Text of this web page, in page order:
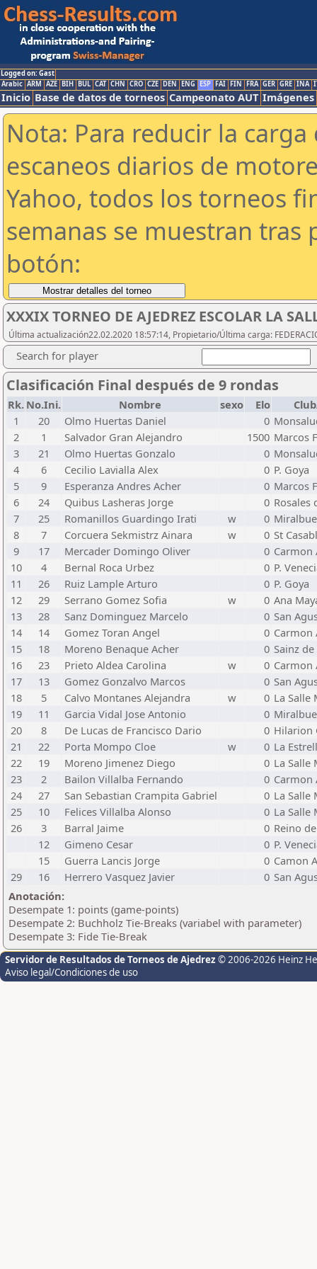
Logged on: Gast
Arabic ARM AZE BIH BUL CAT CHN CRO CZE DEN ENG ESP FAI FIN FRA GER GRE INA
Inicio Base de datos de torneos Campeonato AUT Imágenes
Nota: Para reducir la
escaneos diarios de
Yahoo, todos los torneos
semanas se muestran tras
botón:
XXXIX TORNEO DE AJEDREZ ESCOLAR LA
Última actualización22.02.2020 18:57:14, Propietario/Última carga:
Search for player
Clasificación Final después de 9 rondas
Rk. No.Ini. Nombre sexo Elo
1
20 Olmo Huertas Daniel 0
2
1 Salvador Gran Alejandro 1500 Marcos
3
21 Olmo Huertas Gonzalo 0
4
6 Cecilio Lavialla Alex 0 P. Goya
5
9 Esperanza Andres Acher 0 Marcos
6
24 Quibus Lasheras Jorge 0 Rosales
7
25 Romanillos Guardingo Irati w 0
8
7 Corcuera Sekmistrz Ainara w 0 St
9
17 Mercader Domingo Oliver 0 Carmon
10
4 Bernal Roca Urbez 0 P.
11
26 Ruiz Lample Arturo 0 P. Goya
12
29 Serrano Gomez Sofia w 0 Ana
13
28 Sanz Dominguez Marcelo 0 San
14
14 Gomez Toran Angel 0 Carmon
15
18 Moreno Benaque Acher 0 Sainz
16
23 Prieto Aldea Carolina w 0 Carmon
17
13 Gomez Gonzalvo Marcos 0 San
18
5 Calvo Montanes Alejandra w 0 La Salle
19
11 Garcia Vidal Jose Antonio 0
20
8 De Lucas de Francisco Dario 0 Hilarion
21
22 Porta Mompo Cloe w 0 La
22
19 Moreno Jimenez Diego 0 La Salle
23
2 Bailon Villalba Fernando 0 Carmon
24
27 San Sebastian Crampita Gabriel 0 La Salle
25
10 Felices Villalba Alonso 0 La
26
3 Barral Jaime 0 Reino
12
Gimeno Cesar 0 P.
15
Guerra Lancis Jorge 0 Camon
29
16 Herrero Vasquez Javier 0 San
Anotación:
Desempate 1: points (game-points)
Desempate 2: Buchholz Tie-Breaks (variabel with parameter)
Desempate 3: Fide Tie-Break
Servidor de Resultados de Torneos de Ajedrez © 2006-2026 Heinz
Aviso legal/Condiciones de uso